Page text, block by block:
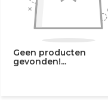
Geen producten
gevonden!...